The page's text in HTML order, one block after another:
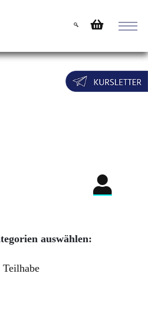
auswählen: